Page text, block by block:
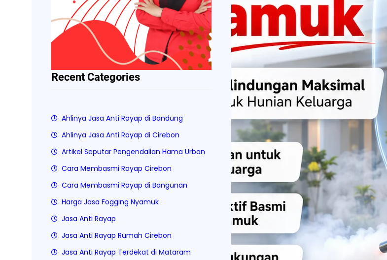
Recent Categories
Ahlinya Jasa Anti Rayap di Bandung
Ahlinya Jasa Anti Rayap di Cirebon
Artikel Seputar Pengendalian Hama Urban
Cara Membasmi Rayap Cirebon
Cara Membasmi Rayap di Bangunan
Harga Jasa Fogging Nyamuk
Jasa Anti Rayap
Jasa Anti Rayap Rumah Cirebon
Jasa Anti Rayap Terdekat di Mataram